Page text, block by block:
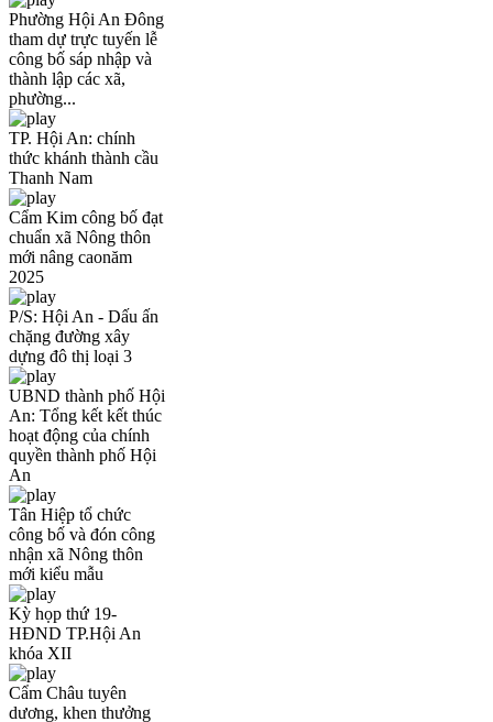
Phường Hội An Đông
tham dự trực tuyến lễ
công bố sáp nhập và
thành lập các xã,
phường...
TP. Hội An: chính
thức khánh thành cầu
Thanh Nam
Cẩm Kim công bố đạt
chuẩn xã Nông thôn
mới nâng caonăm
2025
P/S: Hội An - Dấu ấn
chặng đường xây
dựng đô thị loại 3
UBND thành phố Hội
An: Tổng kết kết thúc
hoạt động của chính
quyền thành phố Hội
An
Tân Hiệp tổ chức
công bố và đón công
nhận xã Nông thôn
mới kiểu mẫu
Kỳ họp thứ 19-
HĐND TP.Hội An
khóa XII
Cẩm Châu tuyên
dương, khen thưởng